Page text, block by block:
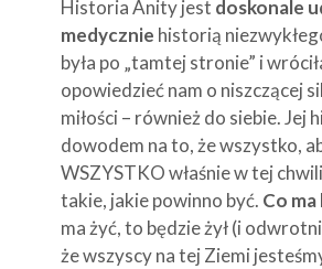
Historia Anity jest doskonale
medycznie historią
była po „tamtej stronie” i
opowiedzieć nam o niszczącej
miłości – również do siebie. Jej
dowodem na to, że wszystko,
WSZYSTKO właśnie w tej
takie, jakie powinno być. Co
ma żyć, to będzie żył (i
że wszyscy na tej Ziemi